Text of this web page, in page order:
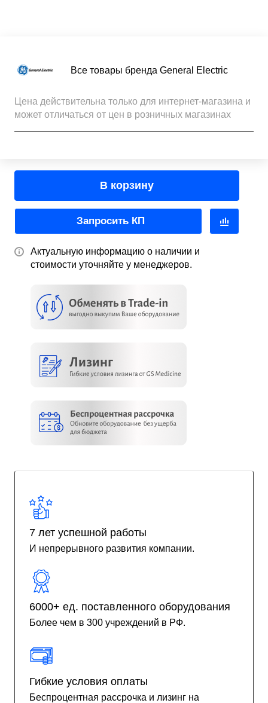
Все товары бренда General Electric
Цена действительна только для интернет-магазина и
может отличаться от цен в розничных магазинах
В корзину
Запросить КП
Актуальную информацию о наличии и
стоимости уточняйте у менеджеров.
7 лет успешной работы
И непрерывного развития компании.
6000+ ед. поставленного оборудования
Более чем в 300 учреждений в РФ.
Гибкие условия оплаты
Беспроцентная рассрочка и лизинг на